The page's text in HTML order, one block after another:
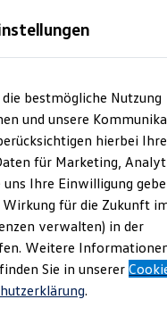
bestmögliche Nutzung
und unsere
hierbei Ihre
für Marketing,
Ihre Einwilligung
für die Zukunft
verwalten) in der
Weitere
Sie in unserer
.